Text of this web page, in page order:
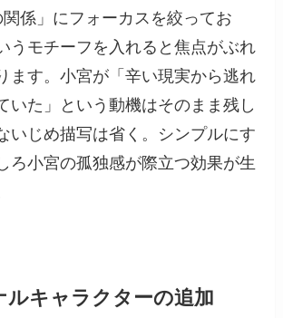
係」にフォーカスを絞ってお
うモチーフを入れると焦点がぶれ
ます。小宮が「辛い現実から逃れ
いた」という動機はそのまま残し
いじめ描写は省く。シンプルにす
ろ小宮の孤独感が際立つ効果が生
ルキャラクターの追加